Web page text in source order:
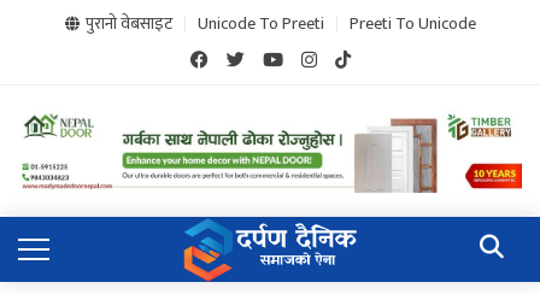
पुरानो वेबसाइट Unicode To Preeti Preeti To Unicode